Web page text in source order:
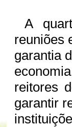
A
reuniões
garantia
reitores
garantir